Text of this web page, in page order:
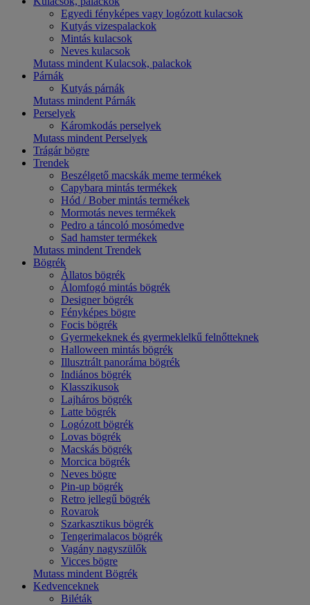
Egyedi fényképes vagy logózott kulacsok
Kutyás vizespalackok
Mintás kulacsok
Neves kulacsok
Mutass mindent Kulacsok, palackok
Párnák
Kutyás párnák
Mutass mindent Párnák
Perselyek
Káromkodás perselyek
Mutass mindent Perselyek
Trágár bögre
Trendek
Beszélgető macskák meme termékek
Capybara mintás termékek
Hód / Bober mintás termékek
Mormotás neves termékek
Pedro a táncoló mosómedve
Sad hamster termékek
Mutass mindent Trendek
Bögrék
Állatos bögrék
Álomfogó mintás bögrék
Designer bögrék
Fényképes bögre
Focis bögrék
Gyermekeknek és gyermeklelkű felnőtteknek
Halloween mintás bögrék
Illusztrált panoráma bögrék
Indiános bögrék
Klasszikusok
Lajháros bögrék
Latte bögrék
Logózott bögrék
Lovas bögrék
Macskás bögrék
Morcica bögrék
Neves bögre
Pin-up bögrék
Retro jellegű bögrék
Rovarok
Szarkasztikus bögrék
Tengerimalacos bögrék
Vagány nagyszülők
Vicces bögre
Mutass mindent Bögrék
Kedvenceknek
Biléták